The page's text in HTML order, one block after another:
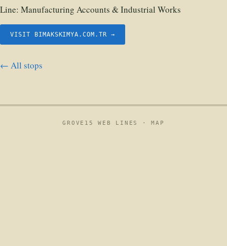
Line: Manufacturing Accounts & Industrial Works
VISIT BIMAKSKIMYA.COM.TR →
← All stops
GROVE15 WEB LINES ·MAP